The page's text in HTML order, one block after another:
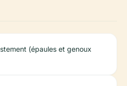
(épaules et genoux